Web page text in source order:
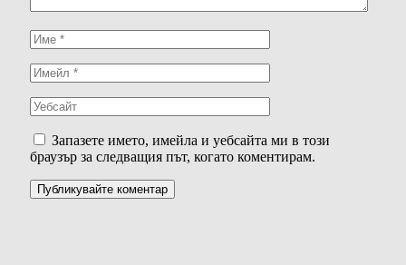
Запазете името, имейла и уебсайта ми в този
браузър за следващия път, когато коментирам.